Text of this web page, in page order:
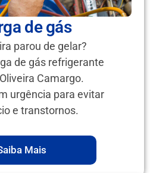
de gás
parou de gelar?
de gás refrigerante
Camargo.
urgência para evitar
e transtornos.
Mais